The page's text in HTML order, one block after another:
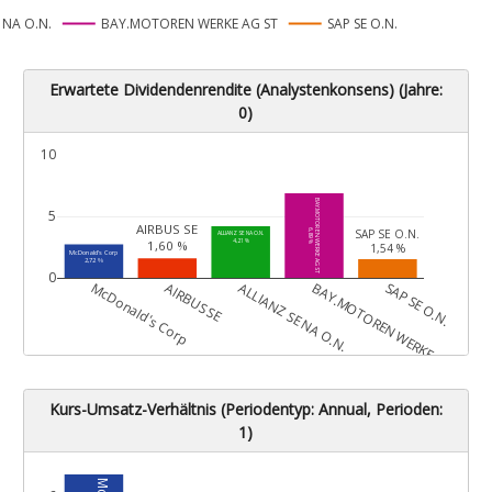
NA O.N. BAY.MOTOREN WERKE AG ST SAP SE O.N.
Erwartete Dividendenrendite (Analystenkonsens) (Jahre:
0)
McDonald's Corp
2,72 %
AIRBUS SE
1,60 %
ALLIANZ SE NA O.N.
4,21 %
BAY.MOTOREN WERKE AG ST
6,89 % SAP SE O.N.
1,54 %
McDonald's CorpAIRBUS SE ALLIANZ SE NA O.N.BAY.MOTOREN WERKE AG ST
SAP SE O.N.
0
5
10
Kurs-Umsatz-Verhältnis (Periodentyp: Annual, Perioden:
1)